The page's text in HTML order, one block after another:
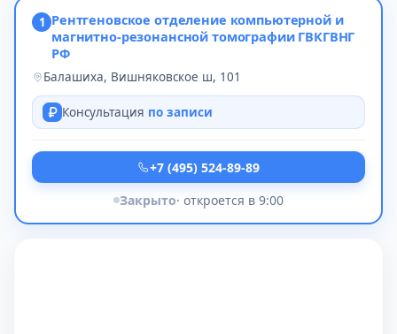
1 Рентгеновское отделение компьютерной и
магнитно-резонансной томографии ГВКГВНГ
РФ
Балашиха, Вишняковское ш, 101
Консультация по записи
+7 (495) 524-89-89
Закрыто· откроется в 9:00